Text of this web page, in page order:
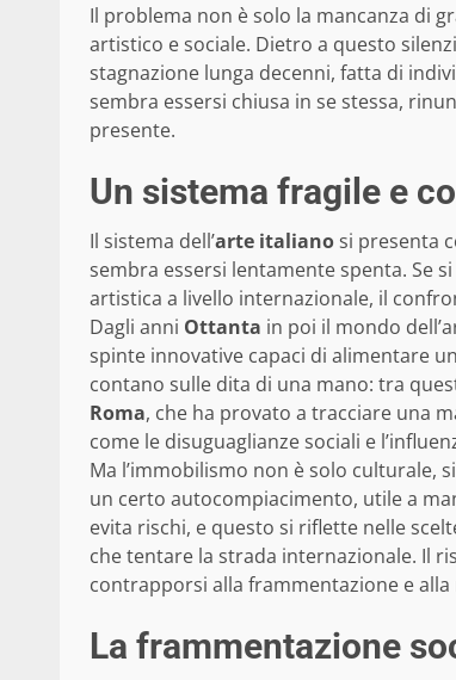
Il problema non è solo la mancanza di
artistico e sociale. Dietro a questo
stagnazione lunga decenni, fatta di
sembra essersi chiusa in se stessa,
presente.
Un sistema fragile e
Il sistema dell’arte italianosi presenta
sembra essersi lentamente spenta. Se
artistica a livello internazionale, il
Dagli anni Ottanta in poi il mondo
spinte innovative capaci di alimentare
contano sulle dita di una mano: tra
Roma, che ha provato a tracciare una
come le disuguaglianze sociali e
Ma l’immobilismo non è solo culturale,
un certo autocompiacimento, utile a
evita rischi, e questo si riflette nelle
che tentare la strada internazionale. Il
contrapporsi alla frammentazione e
La frammentazione